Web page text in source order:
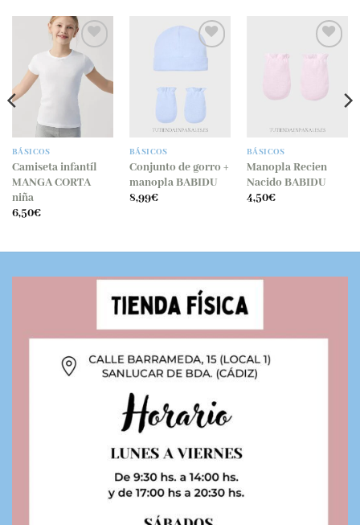
BÁSICOS
Camiseta infantíl
MANGA CORTA
niña
6,50€
BÁSICOS
Conjunto de gorro +
manopla BABIDU
8,99€
BÁSICOS
Manopla Recien
Nacido BABIDU
4,50€